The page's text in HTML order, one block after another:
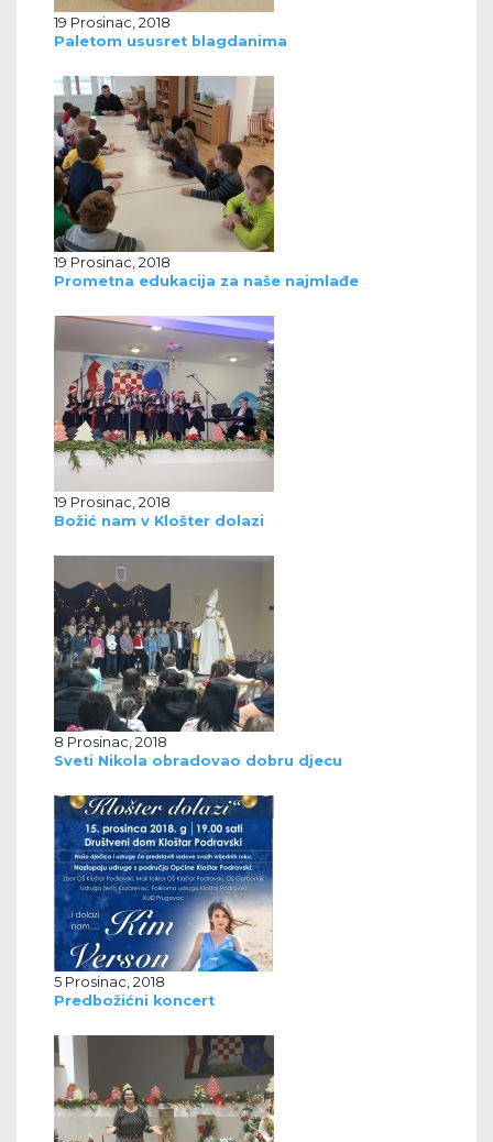
19 Prosinac, 2018
Paletom ususret blagdanima
19 Prosinac, 2018
Prometna edukacija za naše najmlađe
19 Prosinac, 2018
Božić nam v Klošter dolazi
8 Prosinac, 2018
Sveti Nikola obradovao dobru djecu
5 Prosinac, 2018
Predbožićni koncert